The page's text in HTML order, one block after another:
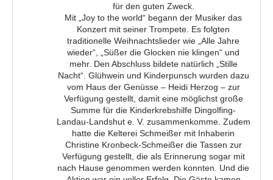
für den guten Zweck.
Mit „Joy to the world“ begann der Musiker das
Konzert mit seiner Trompete. Es folgten
traditionelle Weihnachtslieder wie „Alle Jahre
wieder“, „Süßer die Glocken nie klingen“ und
mehr. Den Abschluss bildete natürlich „Stille
Nacht“. Glühwein und Kinderpunsch wurden dazu
vom Haus der Genüsse – Heidi Herzog – zur
Verfügung gestellt, damit eine möglichst große
Summe für die Kinderkrebshilfe Dingolfing-
Landau-Landshut e. V. zusammenkomme. Zudem
hatte die Kelterei Schmeißer mit Inhaberin
Christine Kronbeck-Schmeißer die Tassen zur
Verfügung gestellt, die als Erinnerung sogar mit
nach Hause genommen werden konnten. Und die